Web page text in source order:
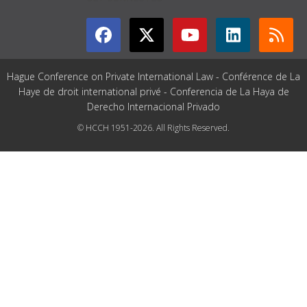
Hague Conference on Private International Law - Conférence de La
Haye de droit international privé - Conferencia de La Haya de
Derecho Internacional Privado
© HCCH 1951-2026. All Rights Reserved.